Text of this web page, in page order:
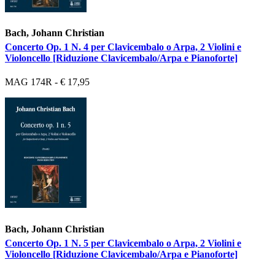
Bach, Johann Christian
Concerto Op. 1 N. 4 per Clavicembalo o Arpa, 2 Violini e
Violoncello [Riduzione Clavicembalo/Arpa e Pianoforte]
MAG 174R - € 17,95
Bach, Johann Christian
Concerto Op. 1 N. 5 per Clavicembalo o Arpa, 2 Violini e
Violoncello [Riduzione Clavicembalo/Arpa e Pianoforte]